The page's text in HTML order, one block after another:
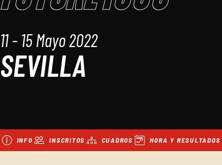
11 - 15 Mayo 2022
SEVILLA
INFO INSCRITOS CUADROS HORA Y RESULTADOS